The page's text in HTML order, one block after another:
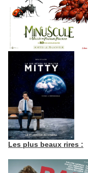
Les plus beaux rires :